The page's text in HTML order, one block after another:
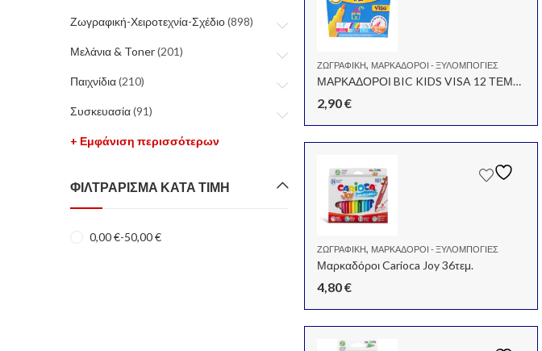
ΖΩΓΡΑΦΙΚΉ, ΜΑΡΚΑΔΌΡΟΙ - ΞΥΛΟΜΠΟΓΙΈΣ
ΜΑΡΚΑΔΟΡΟΙ BIC KIDS VISA 12 ΤΕΜΑΧΙΑ
2,90€
ΖΩΓΡΑΦΙΚΉ, ΜΑΡΚΑΔΌΡΟΙ - ΞΥΛΟΜΠΟΓΙΈΣ
Μαρκαδόροι Carioca Joy 36τεμ.
4,80€
Ζωγραφική-Χειροτεχνία-Σχέδιο(898)
Μελάνια & Toner(201)
Παιχνίδια(210)
Συσκευασία(91)
+ Εμφάνιση περισσότερων
ΦΙΛΤΡΆΡΙΣΜΑ ΚΑΤΆ ΤΙΜΉ
0,00€-50,00€